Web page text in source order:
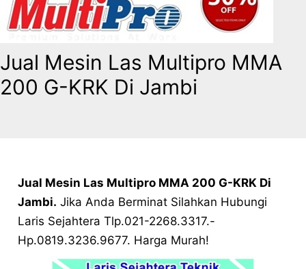
Jual Mesin Las Multipro MMA
200 G-KRK Di Jambi
Jual Mesin Las Multipro MMA 200 G-KRK Di
Jambi. Jika Anda Berminat Silahkan Hubungi
Laris Sejahtera Tlp.021-2268.3317.-
Hp.0819.3236.9677. Harga Murah!